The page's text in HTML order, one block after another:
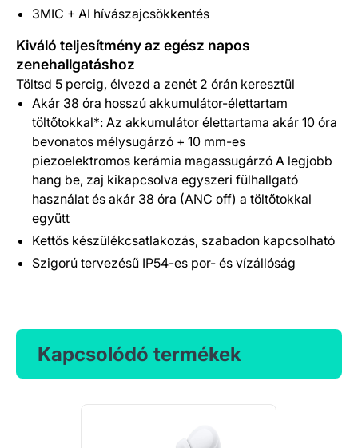
3MIC + AI hívászajcsökkentés
Kiváló teljesítmény az egész napos
zenehallgatáshoz
Töltsd 5 percig, élvezd a zenét 2 órán keresztül
Akár 38 óra hosszú akkumulátor-élettartam
töltőtokkal*: Az akkumulátor élettartama akár 10 óra
bevonatos mélysugárzó + 10 mm-es
piezoelektromos kerámia magassugárzó A legjobb
hang be, zaj kikapcsolva egyszeri fülhallgató
használat és akár 38 óra (ANC off) a töltőtokkal
együtt
Kettős készülékcsatlakozás, szabadon kapcsolható
Szigorú tervezésű IP54-es por- és vízállóság
Kapcsolódó termékek